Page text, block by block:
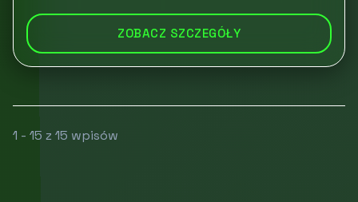
ZOBACZ SZCZEGÓŁY
1 - 15 z 15 wpisów